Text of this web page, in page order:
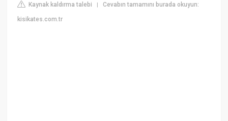
Kaynak kaldırma talebi |Cevabın tamamını burada okuyun:
kisikates.com.tr